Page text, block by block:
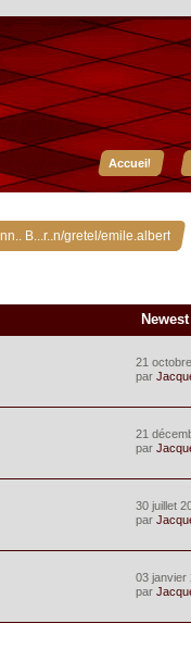
Accueil
B...r..n/gretel/emile.albert
21
par
21
par
30 juillet
par
03 janvier
par